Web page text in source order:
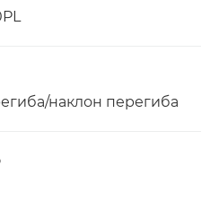
наклон перегиба